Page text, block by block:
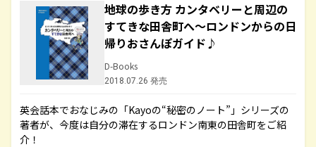
地球の歩き方 カンタベリーと周辺の
すてきな田舎町へ～ロンドンからの日
帰りおさんぽガイド♪
D-Books
2018.07.26 発売
英会話本でおなじみの「Kayoの“秘密のノート”」シリーズの
著者が、今度は自分の滞在するロンドン南東の田舎町をご紹
介！